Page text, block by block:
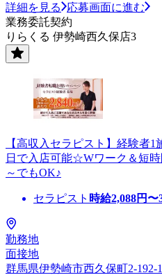
詳細を見る
応募画面に進む
業務委託契約
りらくる 伊勢崎西久保店3
【高収入セラピスト】経験者
日で入店可能☆Wワーク＆短
～でもOK♪
セラピスト 時給2,088円〜
勤務地
面接地
群馬県伊勢崎市西久保町2-192-1